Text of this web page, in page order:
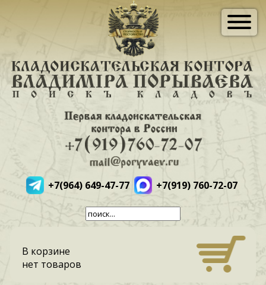
+7(964) 649-47-77 +7(919) 760-72-07
В корзине
нет товаров